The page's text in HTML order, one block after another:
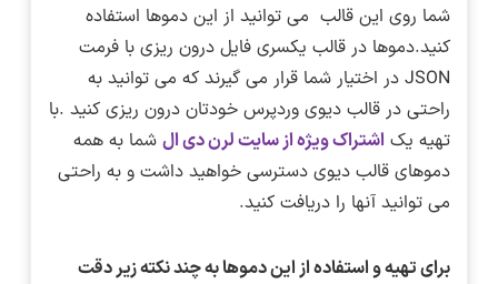
شما روی این قالب می توانید از این دموها استفاده
کنید.دموها در قالب یکسری فایل درون ریزی با فرمت
JSON در اختیار شما قرار می گیرند که می توانید به
راحتی در قالب دیوی وردپرس خودتان درون ریزی کنید .با
تهیه یک اشتراک ویژه از سایت لرن دی ال شما به همه
دموهای قالب دیوی دسترسی خواهید داشت و به راحتی
می توانید آنها را دریافت کنید.
برای تهیه و استفاده از این دموها به چند نکته زیر دقت